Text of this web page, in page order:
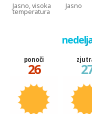
Jasno, visoka
temperatura
Jasno
ponoči
26